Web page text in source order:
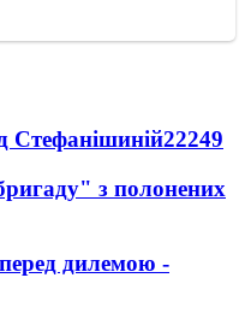
Стефанішиній22249
з полонених
дилемою -